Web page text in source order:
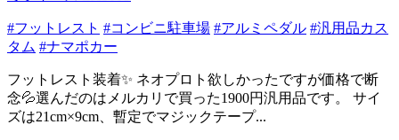
#フットレスト #コンビニ駐車場 #アルミペダル #汎用品カス
タム #ナマポカー
フットレスト装着✨ ネオプロト欲しかったですが価格で断
念💦選んだのはメルカリで買った1900円汎用品です。 サイ
ズは21cm×9cm、暫定でマジックテープ...